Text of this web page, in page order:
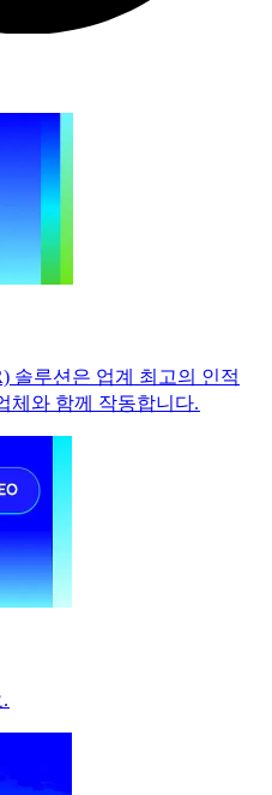
솔루션은 업계 최고의 인적
체와 함께 작동합니다.​​